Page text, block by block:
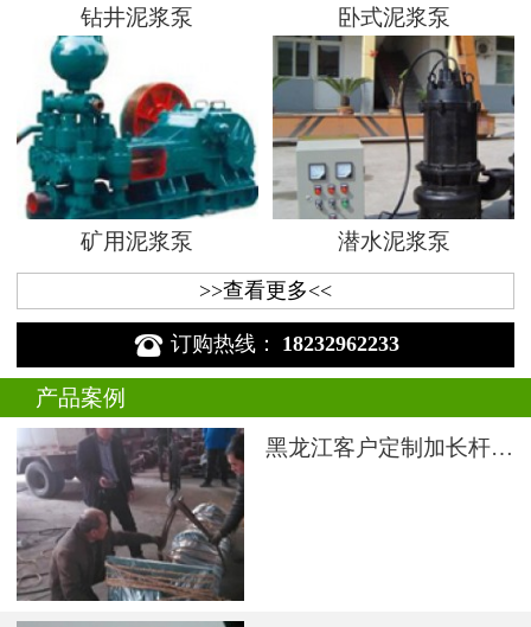
钻井泥浆泵 卧式泥浆泵
矿用泥浆泵 潜水泥浆泵
>>查看更多<<
 订购热线： 18232962233
产品案例
黑龙江客户定制加长杆液下渣浆泵